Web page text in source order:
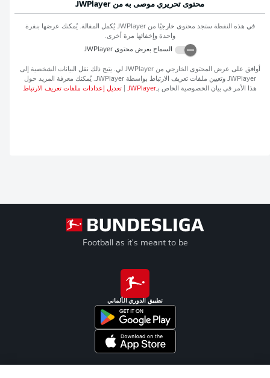
محتوى تحريري موصى به من JWPlayer
في هذه النقطة ستجد محتوى خارجيًا منJWPlayer يُكمل المقالة. يُمكنك عرضها بنقرة
واحدة وإخفائها مرة أخرى.
السماح بعرض محتوىJWPlayer
أوافق على عرض المحتوى الخارجي منJWPlayer لي. يتيح ذلك نقل البيانات الشخصية إلى
JWPlayer وتعيين ملفات تعريف الارتباط بواسطةJWPlayer. يُمكنك معرفة المزيد حول
هذا الأمر في بيان الخصوصية الخاص بـJWPlayer تعديل إعدادات ملفات تعريف الارتباط
Football as it's meant to be
تطبيق الدوري الألماني